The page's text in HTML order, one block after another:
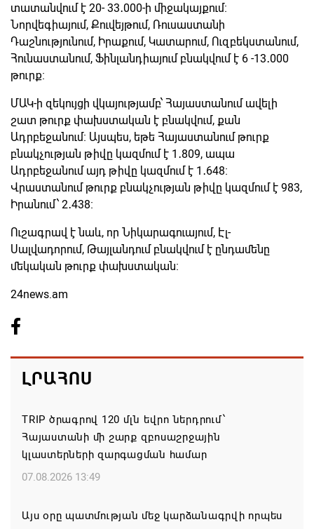
տատանվում է 20- 33․000-ի միջակայքում։
Նորվեգիայում, Քուվեյթում, Ռուսաստանի
Դաշնությունում, Իրաքում, Կատարում, Ուզբեկստանում,
Հունաստանում, Ֆինլանդիայում բնակվում է 6 -13․000
թուրք։
ՄԱԿ-ի զեկույցի վկայությամբ՝ Հայաստանում ավելի
շատ թուրք փախստական է բնակվում, քան
Ադրբեջանում։ Այսպես, եթե Հայաստանում թուրք
բնակչության թիվը կազմում է 1․809, ապա
Ադրբեջանում այդ թիվը կազմում է 1․648։
Վրաստանում թուրք բնակչության թիվը կազմում է 983,
Իրանում՝ 2․438։
Ուշագրավ է նաև, որ Նիկարագուայում, Էլ-
Սալվադորում, Թայլանդում բնակվում է ընդամենը
մեկական թուրք փախստական։
24news.am
ԼՐԱՀՈՍ
TRIP ծրագրով 120 մլն եվրո ներդրում՝
Հայաստանի մի շարք զբոսաշրջային
կլաստերների զարգացման համար
07.08.2026 13:49
Այս օրը պատմության մեջ կարձանագրվի որպես